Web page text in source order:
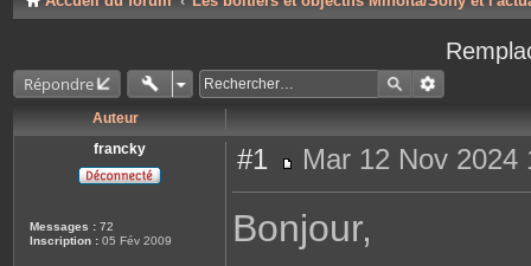
Répondre
Auteur
francky
Messages : 72
Inscription : 05 Fév 2009
#1
e
g
Mar 12 Nov 2024
Bonjour,